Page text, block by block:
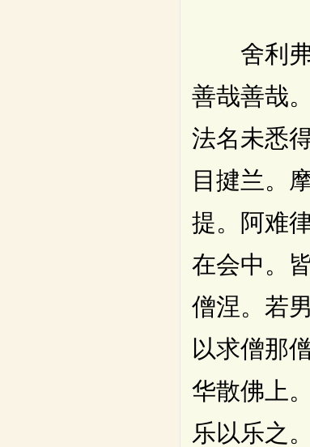
舍利弗
善哉善哉
法名未悉
目揵兰。
提。阿难
在会中。
僧涅。若
以求僧那
华散佛上
乐以乐之